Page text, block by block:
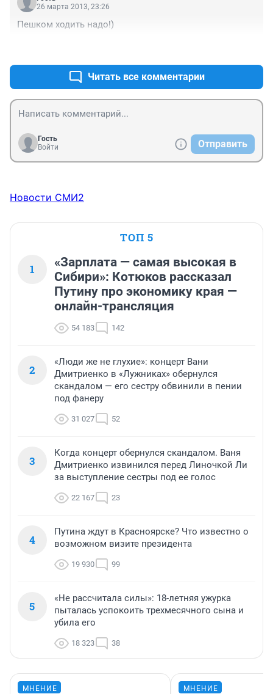
как попало, типа я тут ненадолго и перегородить
движение, ибо на женщину за такую парковку сто
собак спустят, а мужик, если так парканулся, то,
26 марта 2013, 23:26
Пешком ходить надо!)
Читать все комментарии
Гость
Войти
Отправить
Новости СМИ2
ТОП 5
1
«Зарплата — самая высокая в
Сибири»: Котюков рассказал
Путину про экономику края —
онлайн-трансляция
54 183 142
2
«Люди же не глухие»: концерт Вани
Дмитриенко в «Лужниках» обернулся
скандалом — его сестру обвинили в пении
под фанеру
31 027 52
3
Когда концерт обернулся скандалом. Ваня
Дмитриенко извинился перед Линочкой Ли
за выступление сестры под ее голос
22 167 23
4
Путина ждут в Красноярске? Что известно о
возможном визите президента
19 930 99
5
«Не рассчитала силы»: 18-летняя ужурка
пыталась успокоить трехмесячного сына и
убила его
18 323 38
МНЕНИЕ МНЕНИЕ